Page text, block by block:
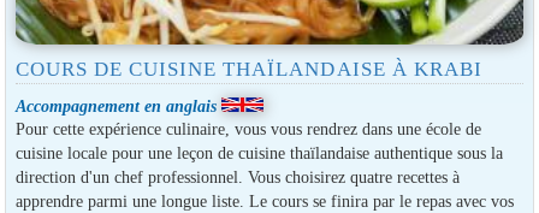
COURS DE CUISINE THAÏLANDAISE À KRABI
Accompagnement en anglais
Pour cette expérience culinaire, vous vous rendrez dans une école de
cuisine locale pour une leçon de cuisine thaïlandaise authentique sous la
direction d'un chef professionnel. Vous choisirez quatre recettes à
apprendre parmi une longue liste. Le cours se finira par le repas avec vos